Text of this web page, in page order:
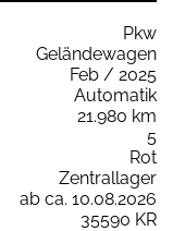
Pkw
Geländewagen
Feb / 2025
Automatik
21.980 km
5
Rot
Zentrallager
ab ca. 10.08.2026
35590 KR